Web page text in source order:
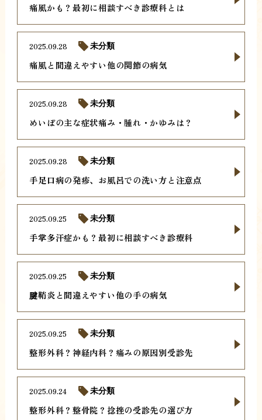
痛風かも？最初に相談すべき診療科とは
痛風と間違えやすい他の関節の病気
2025.09.28 未分類
めいぼの主な症状痛み・腫れ・かゆみは？
2025.09.28 未分類
手足口病の発疹、お風呂での洗い方と注意点
2025.09.28 未分類
手掌多汗症かも？最初に相談すべき診療科
2025.09.25 未分類
腱鞘炎と間違えやすい他の手の病気
2025.09.25 未分類
整形外科？神経内科？痛みの原因別受診先
2025.09.25 未分類
整形外科？整骨院？捻挫の受診先の選び方
2025.09.24 未分類